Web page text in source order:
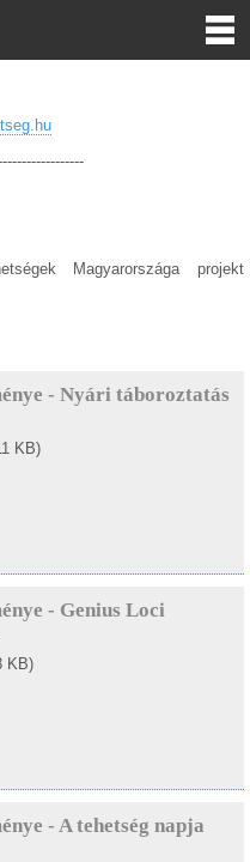
Magyarországa projekt
- Nyári táboroztatás
KB)
- Genius Loci
KB)
- A tehetség napja